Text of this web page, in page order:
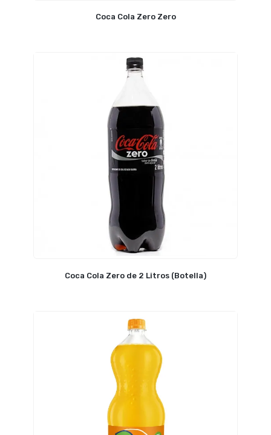
Coca Cola Zero Zero
Coca Cola Zero de 2 Litros (Botella)